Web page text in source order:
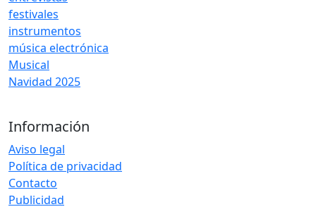
festivales
instrumentos
música electrónica
Musical
Navidad 2025
Información
Aviso legal
Política de privacidad
Contacto
Publicidad